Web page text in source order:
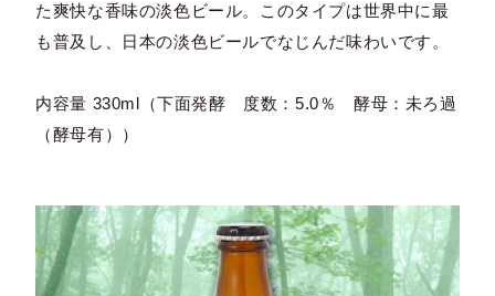
た爽快な香味の淡色ビール。このタイプは世界中に最
も普及し、日本の淡色ビールでなじんだ味わいです。
内容量 330ml（下面発酵 度数：5.0％ 酵母：未ろ過
（酵母有））